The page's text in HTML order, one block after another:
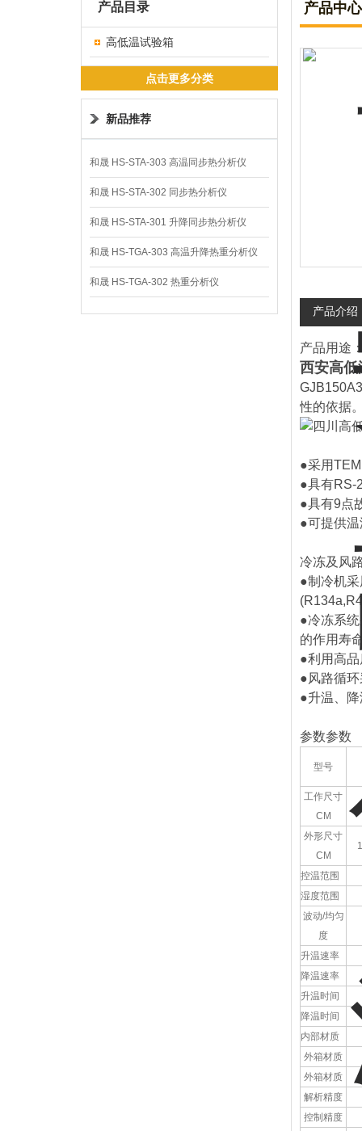
产品目录
高低温试验箱
点击更多分类
新品推荐
和晟 HS-STA-303 高温同步热分析仪
和晟 HS-STA-302 同步热分析仪
和晟 HS-STA-301 升降同步热分析仪
和晟 HS-TGA-303 高温升降热重分析仪
和晟 HS-TGA-302 热重分析仪
产品中心
产品介绍
产品用途
西安高低
性的依据
●采用
●具有RS-
●具有9点
●可提供
冷冻及风
●制冷机
●冷冻系
的作用寿
●利用高
●风路循
●升温、
参数参数
型号
工作尺寸
CM
外形尺寸
CM
控温范围
湿度范围
波动/均匀
度
升温速率
降温速率
升温时间
降温时间
内部材质
外箱材质
外箱材质
解析精度
控制精度